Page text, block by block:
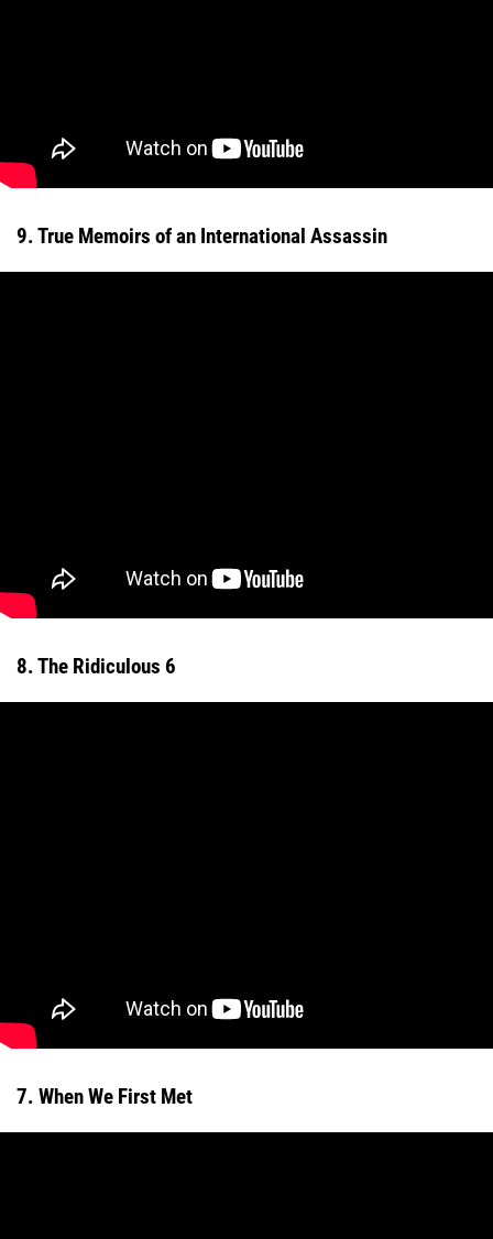
9. True Memoirs of an International Assassin
8. The Ridiculous 6
7. When We First Met